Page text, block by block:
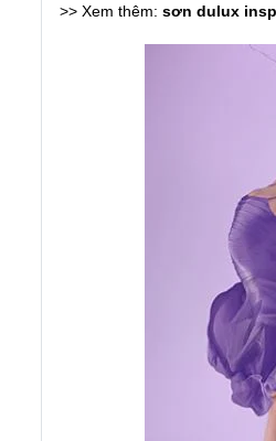
>> Xem thêm: sơn dulux